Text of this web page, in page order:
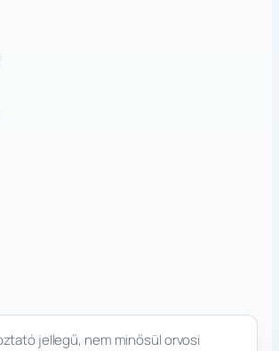
jellegű, nem minősül orvosi